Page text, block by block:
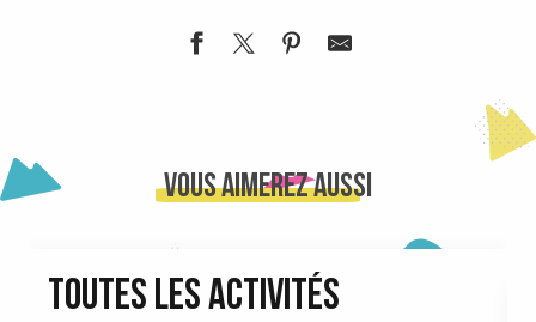
Pistes de luge au Collet
Salle hors-sacs
Salle Antoine Cros
Vous aimerez aussi
TOUTES LES ACTIVITÉS